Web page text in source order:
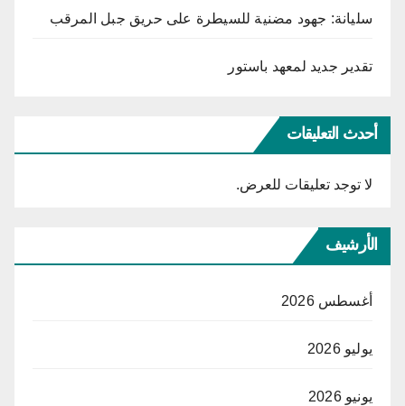
سليانة: جهود مضنية للسيطرة على حريق جبل المرقب
تقدير جديد لمعهد باستور
أحدث التعليقات
لا توجد تعليقات للعرض.
الأرشيف
أغسطس 2026
يوليو 2026
يونيو 2026